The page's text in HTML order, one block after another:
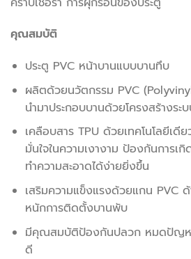
คุณสมบัติ
ประตู PVC หน้าบานแบบบานทึบ
ผลิตด้วยนวัตกรรม PVC
นำมาประกอบบานด้วยโครงสร้างระ
เคลือบสาร TPU ด้วยเทคโนโลยีเ
มั่นใจในความเงางาม ป้องกันการเกิ
ทำความสะอาดได้ง่ายยิ่งขึ้น
เสริมความแข็งแรงด้วยแกน PVC
หนักการติดตั้งบานพับ
มีคุณสมบัติป้องกันปลวก หมดปัญห
ดี